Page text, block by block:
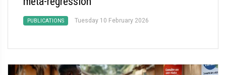
PUBLICATIONS Tuesday 10 February 2026